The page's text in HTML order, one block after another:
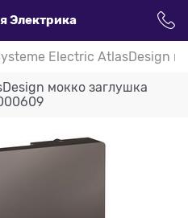
Электрика
Electric AtlasDesign
мокко заглушка